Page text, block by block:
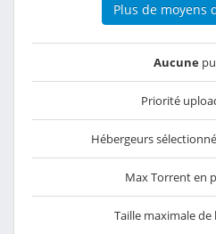
Plus de moyens
Aucune
Priorité
Hébergeurs
Max Torrent en
Taille maximale de